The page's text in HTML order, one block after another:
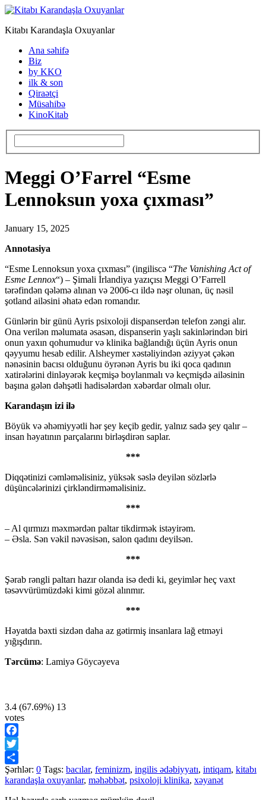
Kitabı Karandaşla Oxuyanlar
Ana səhifə
Biz
by KKO
ilk & son
Qiraətçi
Müsahibə
KinoKitab
Meggi O’Farrel “Esme
Lennoksun yoxa çıxması”
January 15, 2025
Annotasiya
“Esme Lennoksun yoxa çıxması” (ingiliscə “The Vanishing Act of
Esme Lennox“) – Şimali İrlandiya yazıçısı Meggi O’Farrell
tərəfindən qələmə alınan və 2006-cı ildə nəşr olunan, üç nəsil
şotland ailəsini əhatə edən romandır.
Günlərin bir günü Ayris psixoloji dispanserdən telefon zəngi alır.
Ona verilən məlumata əsasən, dispanserin yaşlı sakinlərindən biri
onun yaxın qohumudur və klinika bağlandığı üçün Ayris onun
qəyyumu hesab edilir. Alsheymer xəstəliyindən əziyyət çəkən
nənəsinin bacısı olduğunu öyrənən Ayris bu iki qoca qadının
xatirələrini dinləyərək keçmişə boylanmalı və keçmişdə ailəsinin
başına gələn dəhşətli hadisələrdən xəbərdar olmalı olur.
Karandaşın izi ilə
Böyük və əhəmiyyətli hər şey keçib gedir, yalnız sadə şey qalır –
insan həyatının parçalarını birləşdirən saplar.
***
Diqqətinizi cəmləməlisiniz, yüksək səslə deyilən sözlərlə
düşüncələrinizi çirkləndirməməlisiniz.
***
– Al qırmızı məxmərdən paltar tikdirmək istəyirəm.
– Əsla. Sən vəkil nəvəsisən, salon qadını deyilsən.
***
Şərab rəngli paltarı hazır olanda isə dedi ki, geyimlər heç vaxt
təsəvvürümüzdəki kimi gözəl alınmır.
***
Həyatda bəxti sizdən daha az gətirmiş insanlara lağ etməyi
yığışdırın.
Tərcümə: Lamiyə Göycəyeva
3.4 (67.69%) 13
votes
Facebook
Twitter
Share
Şərhlər: 0 Tags: bacılar, feminizm, ingilis ədəbiyyatı, intiqam, kitabı
karandaşla oxuyanlar, məhəbbət, psixoloji klinika, xəyanət